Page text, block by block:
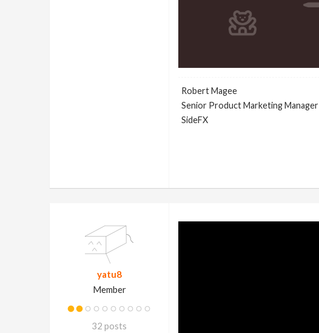
Robert Magee
Senior Product Marketing Manager
SideFX
yatu8
Member
32 posts